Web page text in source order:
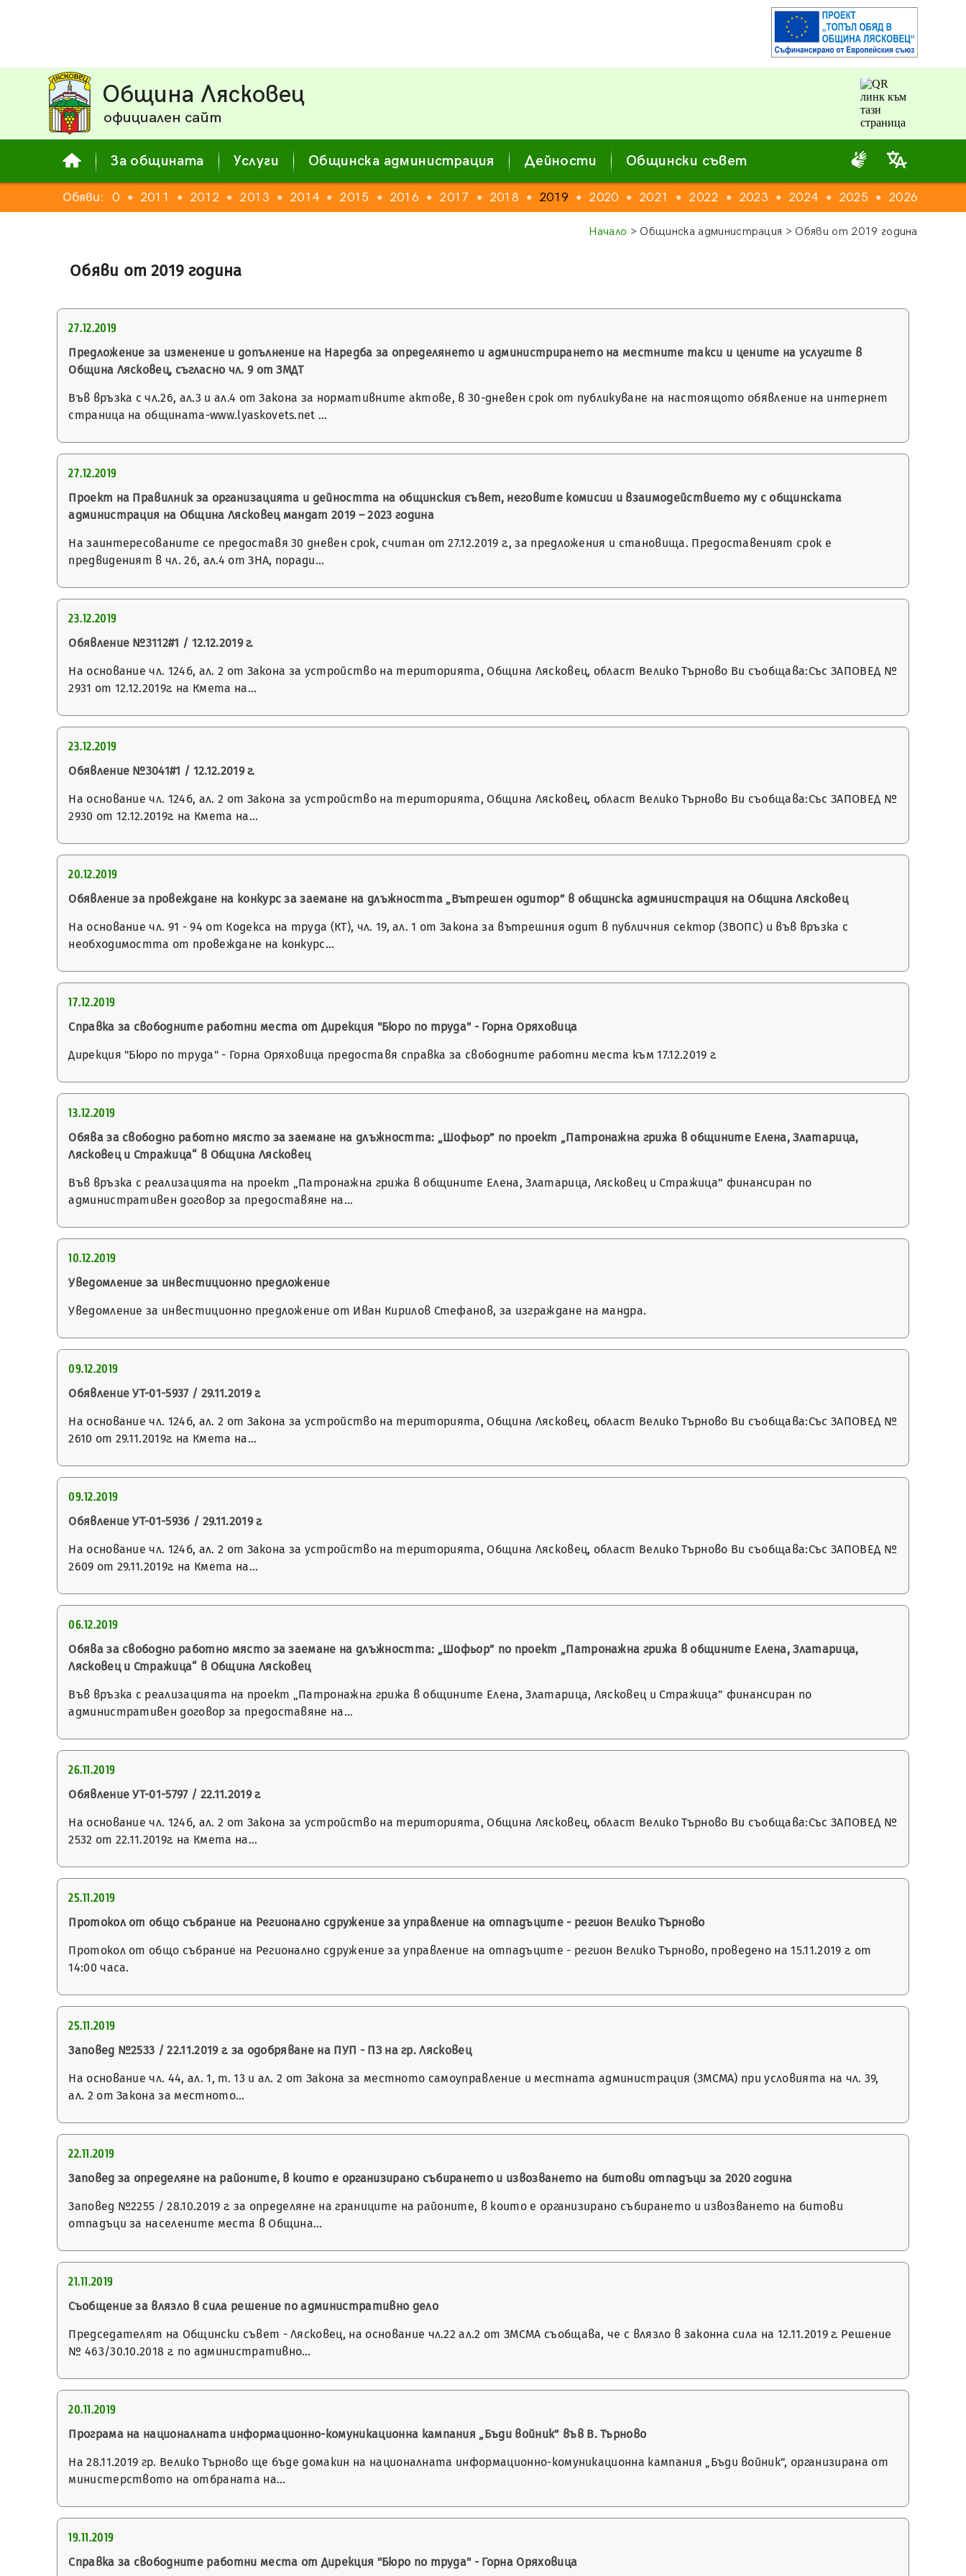
Община Лясковец
официален сайт
За общината Услуги Общинска администрация Дейности Общински съвет
Обяви:2010 ● 2011 ● 2012 ● 2013 ● 2014 ● 2015 ● 2016 ● 2017 ● 2018 ● 2019 ● 2020 ● 2021 ● 2022 ● 2023 ● 2024 ● 2025 ● 2026
Начало > Общинска администрация > Обяви от 2019 година
Обяви от 2019 година
27.12.2019
Предложение за изменение и допълнение на Наредба за определянето и администрирането на местните такси и цените на услугите в
Община Лясковец, съгласно чл. 9 от ЗМДТ
Във връзка с чл.26, ал.3 и ал.4 от Закона за нормативните актове, в 30-дневен срок от публикуване на настоящото обявление на интернет
страница на общината-www.lyaskovets.net …
27.12.2019
Проект на Правилник за организацията и дейността на общинския съвет, неговите комисии и взаимодействието му с общинската
администрация на Община Лясковец мандат 2019 – 2023 година
На заинтересованите се предоставя 30 дневен срок, считан от 27.12.2019 г., за предложения и становища. Предоставеният срок е
предвиденият в чл. 26, ал.4 от ЗНА, поради…
23.12.2019
Обявление №3112#1 / 12.12.2019 г.
На основание чл. 124б, ал. 2 от Закона за устройство на територията, Община Лясковец, област Велико Търново Ви съобщава:Със ЗАПОВЕД №
2931 от 12.12.2019г. на Кмета на…
23.12.2019
Обявление №3041#1 / 12.12.2019 г.
На основание чл. 124б, ал. 2 от Закона за устройство на територията, Община Лясковец, област Велико Търново Ви съобщава:Със ЗАПОВЕД №
2930 от 12.12.2019г. на Кмета на…
20.12.2019
Обявление за провеждане на конкурс за заемане на длъжността „Вътрешен одитор” в oбщинска администрация на Община Лясковец
На основание чл. 91 - 94 от Кодекса на труда (КТ), чл. 19, ал. 1 от Закона за вътрешния одит в публичния сектор (ЗВОПС) и във връзка с
необходимостта от провеждане на конкурс…
17.12.2019
Справка за свободните работни места от Дирекция "Бюро по труда" - Горна Оряховица
Дирекция "Бюро по труда" - Горна Оряховица предоставя справка за свободните работни места към 17.12.2019 г.
13.12.2019
Обява за свободно работно място за заемане на длъжността: „Шофьор” по проект „Патронажна грижа в общините Елена, Златарица,
Лясковец и Стражица“ в Община Лясковец
Във връзка с реализацията на проект „Патронажна грижа в общините Елена, Златарица, Лясковец и Стражица” финансиран по
административен договор за предоставяне на…
10.12.2019
Уведомление за инвестиционно предложение
Уведомление за инвестиционно предложение от Иван Кирилов Стефанов, за изграждане на мандра.
09.12.2019
Обявление УТ-01-5937 / 29.11.2019 г.
На основание чл. 124б, ал. 2 от Закона за устройство на територията, Община Лясковец, област Велико Търново Ви съобщава:Със ЗАПОВЕД №
2610 от 29.11.2019г. на Кмета на…
09.12.2019
Обявление УТ-01-5936 / 29.11.2019 г.
На основание чл. 124б, ал. 2 от Закона за устройство на територията, Община Лясковец, област Велико Търново Ви съобщава:Със ЗАПОВЕД №
2609 от 29.11.2019г. на Кмета на…
06.12.2019
Обява за свободно работно място за заемане на длъжността: „Шофьор” по проект „Патронажна грижа в общините Елена, Златарица,
Лясковец и Стражица“ в Община Лясковец
Във връзка с реализацията на проект „Патронажна грижа в общините Елена, Златарица, Лясковец и Стражица” финансиран по
административен договор за предоставяне на…
26.11.2019
Обявление УТ-01-5797 / 22.11.2019 г.
На основание чл. 124б, ал. 2 от Закона за устройство на територията, Община Лясковец, област Велико Търново Ви съобщава:Със ЗАПОВЕД №
2532 от 22.11.2019г. на Кмета на…
25.11.2019
Протокол от общо събрание на Регионално сдружение за управление на отпадъците - регион Велико Търново
Протокол от общо събрание на Регионално сдружение за управление на отпадъците - регион Велико Търново, проведено на 15.11.2019 г. от
14:00 часа.
25.11.2019
Заповед №2533 / 22.11.2019 г. за одобряване на ПУП - ПЗ на гр. Лясковец
На основание чл. 44, ал. 1, т. 13 и ал. 2 от Закона за местното самоуправление и местната администрация (ЗМСМА) при условията на чл. 39,
ал. 2 от Закона за местното…
22.11.2019
Заповед за определяне на районите, в които е организирано събирането и извозването на битови отпадъци за 2020 година
Заповед №2255 / 28.10.2019 г. за определяне на границите на районите, в които е организирано събирането и извозването на битови
отпадъци за населените места в Община…
21.11.2019
Съобщение за влязло в сила решение по административно дело
Председателят на Общински съвет - Лясковец, на основание чл.22 ал.2 от ЗМСМА съобщава, че с влязло в законна сила на 12.11.2019 г. Решение
№ 463/30.10.2018 г. по административно…
20.11.2019
Програма на националната информационно-комуникационна кампания „Бъди войник” във В. Търново
На 28.11.2019 гр. Велико Търново ще бъде домакин на националната информационно-комуникационна кампания „Бъди войник”, организирана от
министерството на отбраната на…
19.11.2019
Справка за свободните работни места от Дирекция "Бюро по труда" - Горна Оряховица